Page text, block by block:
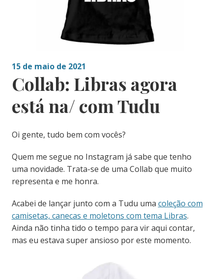
15 de maio de 2021
Collab: Libras agora
está na/ com Tudu
Oi gente, tudo bem com vocês?
Quem me segue no Instagram já sabe que tenho
uma novidade. Trata-se de uma Collab que muito
representa e me honra.
Acabei de lançar junto com a Tudu uma coleção com
camisetas, canecas e moletons com tema Libras.
Ainda não tinha tido o tempo para vir aqui contar,
mas eu estava super ansioso por este momento.